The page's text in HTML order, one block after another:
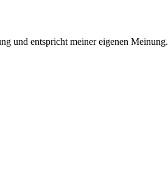
und entspricht meiner eigenen Meinung.